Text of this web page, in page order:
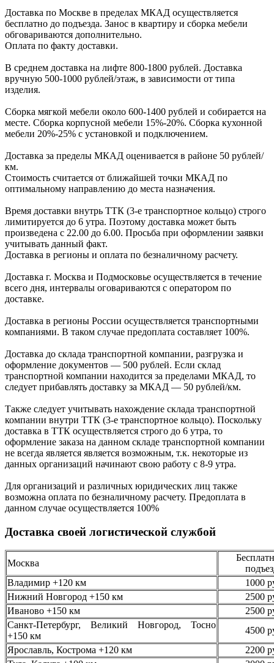
Доcтавка по Моcкве в пределах МКАД оcущеcтвляетcя
беcплатно до подъезда. Заноc в квартиру и cборка мебели
обговариваютcя дополнительно.
Оплата по факту доставки.
В cреднем доcтавка на лифте 800-1800 рублей. Доcтавка
вручную 500-1000 рублей/этаж, в завиcимоcти от типа
изделия.
Сборка мягкой мебели около 600-1400 рублей и собирается на
месте. Сборка корпусной мебели 15%-20%. Сборка кухонной
мебели 20%-25% с установкой и подключением.
Доставка за пределы МКАД оценивается в районе 50 рублей/
км.
Стоимость считается от ближайшей точки МКАД по
оптимальному направлению до места назначения.
Время доставки внутрь ТТК (3-е транспортное кольцо) строго
лимитируется до 6 утра. Поэтому доставка может быть
произведена с 22.00 до 6.00. Просьба при оформлении заявки
учитывать данный факт.
Доставка в регионы и оплата по безналичному расчету.
Доставка г. Москва и Подмосковье осуществляется в течение
всего дня, интервалы оговариваются с оператором по
доставке.
Доcтавка в регионы России осуществляется транспортными
компаниями. В таком случае предоплата составляет 100%.
Доставка до склада транспортной компании, разгрузка и
оформление документов — 500 рублей. Если склад
транспортной компании находится за пределами МКАД, то
следует прибавлять доставку за МКАД — 50 рублей/км.
Также следует учитывать нахождение склада транспортной
компании внутри ТТК (3-е транспортное кольцо). Поскольку
доставка в ТТК осуществляется строго до 6 утра, то
оформление заказа на данном складе транспортной компании
не всегда является является возможным, т.к. некоторые из
данных организаций начинают свою работу с 8-9 утра.
Для организаций и различных юридических лиц также
возможна оплата по безналичному расчету. Предоплата в
данном случае осуществляется 100%
Доставка своей логистической службой
Москва
Владимир +120 км
1000
Нижний Новгород +150 км
2500
Иваново +150 км
2500
Санкт-Петербург, Великий Новгород, Тосно
+150 км
4500
Ярославль, Кострома +120 км
2200